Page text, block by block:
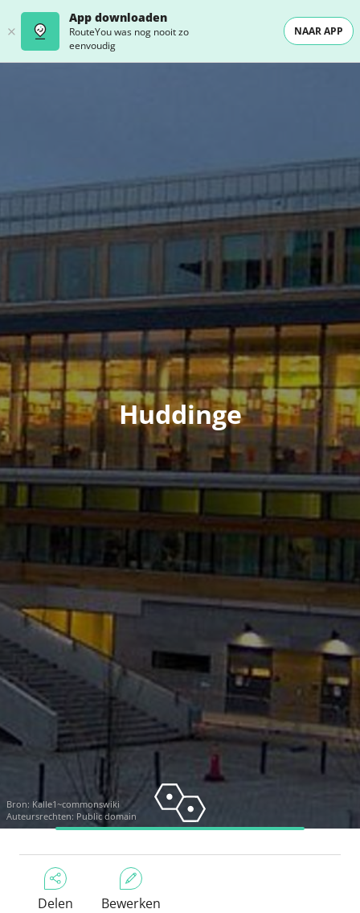
App downloaden
RouteYou was nog nooit zo
eenvoudig
NAAR APP
Huddinge
Bron: Kalle1~commonswiki
Auteursrechten: Public domain
Delen Bewerken